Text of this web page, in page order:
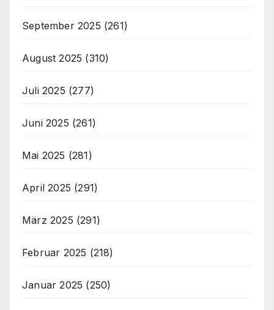
September 2025 (261)
August 2025 (310)
Juli 2025 (277)
Juni 2025 (261)
Mai 2025 (281)
April 2025 (291)
März 2025 (291)
Februar 2025 (218)
Januar 2025 (250)